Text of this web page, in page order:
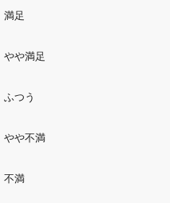
不満
やや不満
ふつう
やや満足
満足